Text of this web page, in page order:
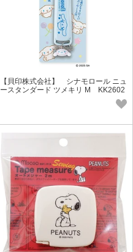
【貝印株式会社】 シナモロール ニュ
ースタンダード ツメキリ M KK2602